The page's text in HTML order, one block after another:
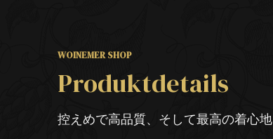
WOINEMER SHOP
Produktdetails
控えめで高品質、そして最高の着心地